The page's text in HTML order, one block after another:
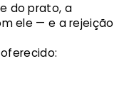
do prato, a
ele — e a rejeição